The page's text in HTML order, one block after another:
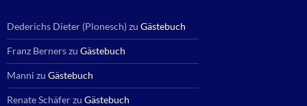
Dederichs Dieter (Plonesch)zu Gästebuch
Franz Bernerszu Gästebuch
Manni zu Gästebuch
Renate Schäferzu Gästebuch